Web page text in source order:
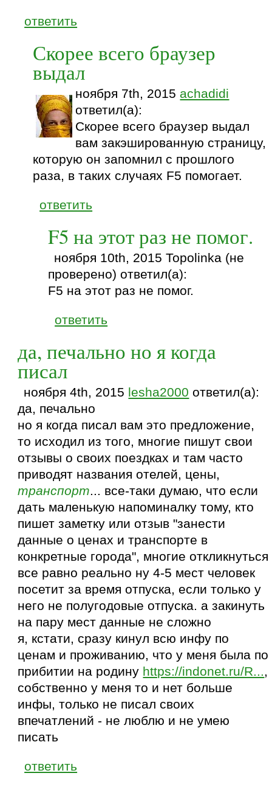
ответить
Скорее всего браузер
выдал
ноября 7th, 2015 achadidi
ответил(а):
Скорее всего браузер выдал
вам закэшированную страницу,
которую он запомнил с прошлого
раза, в таких случаях F5 помогает.
ответить
F5 на этот раз не помог.
ноября 10th, 2015 Topolinka (не
проверено) ответил(а):
F5 на этот раз не помог.
ответить
да, печально но я когда
писал
ноября 4th, 2015 lesha2000 ответил(а):
да, печально
но я когда писал вам это предложение,
то исходил из того, многие пишут свои
отзывы о своих поездках и там часто
приводят названия отелей, цены,
транспорт... все-таки думаю, что если
дать маленькую напоминалку тому, кто
пишет заметку или отзыв "занести
данные о ценах и транспорте в
конкретные города", многие откликнуться
все равно реально ну 4-5 мест человек
посетит за время отпуска, если только у
него не полугодовые отпуска. а закинуть
на пару мест данные не сложно
я, кстати, сразу кинул всю инфу по
ценам и проживанию, что у меня была по
прибитии на родину https://indonet.ru/R...,
собственно у меня то и нет больше
инфы, только не писал своих
впечатлений - не люблю и не умею
писать
ответить